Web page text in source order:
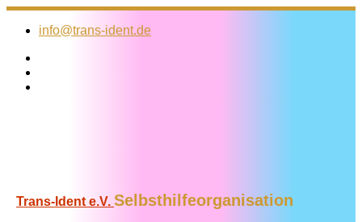
Zum
Inhalt
info@trans-ident.de
Trans-Ident e.V. Selbsthilfeorganisation